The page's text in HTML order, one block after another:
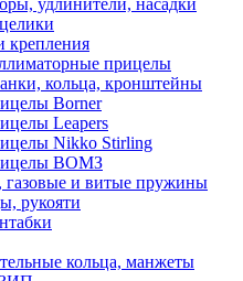
крепления
прицелы
кольца, кронштейны
Borner
Leapers
Nikko Stirling
ВОМЗ
и витые пружины
рукояти
кольца, манжеты